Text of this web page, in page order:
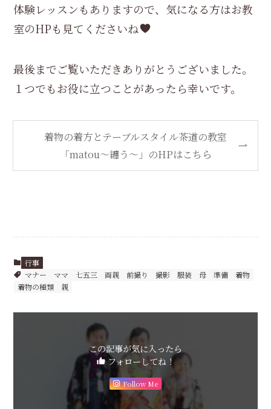
体験レッスンもありますので、気になる方はお教
室のHPも見てくださいね
最後までご覧いただきありがとうございました。
１つでもお役に立つことがあったら幸いです。
着物の着方とテーブルスタイル茶道の教室
「matou〜纏う〜」のHPはこちら
行事
マナー
ママ 七五三 両親 前撮り 撮影 服装 母 準備
着物
着物の種類
親
この記事が気に入ったら
フォローしてね！
Follow Me